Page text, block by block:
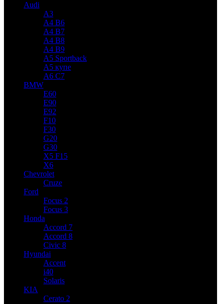
Audi
A3
A4 B6
A4 B7
A4 B8
A4 B9
A5 Sportback
A5 купе
A6 C7
BMW
E60
E90
E92
F10
F30
G20
G30
X5 F15
X6
Chevrolet
Cruze
Ford
Focus 2
Focus 3
Honda
Accord 7
Accord 8
Civic 8
Hyundai
Accent
i40
Solaris
KIA
Cerato 2